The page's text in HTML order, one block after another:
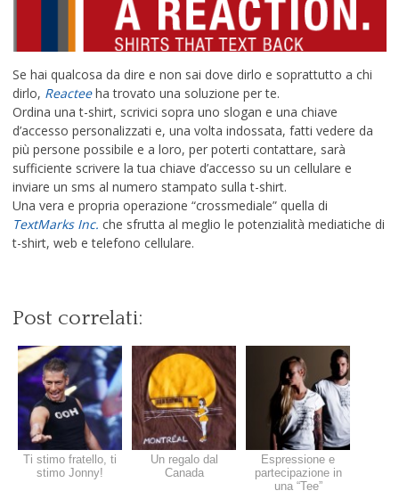
Se hai qualcosa da dire e non sai dove dirlo e soprattutto a chi
dirlo, Reacteeha trovato una soluzione per te.
Ordina una t-shirt, scrivici sopra uno slogan e una chiave
d’accesso personalizzati e, una volta indossata, fatti vedere da
più persone possibile e a loro, per poterti contattare, sarà
sufficiente scrivere la tua chiave d’accesso su un cellulare e
inviare un sms al numero stampato sulla t-shirt.
Una vera e propria operazione “crossmediale” quella di
TextMarks Inc. che sfrutta al meglio le potenzialità mediatiche di
t-shirt, web e telefono cellulare.
Post correlati:
Ti stimo fratello, ti
stimo Jonny!
Un regalo dal
Canada
Espressione e
partecipazione in
una “Tee”